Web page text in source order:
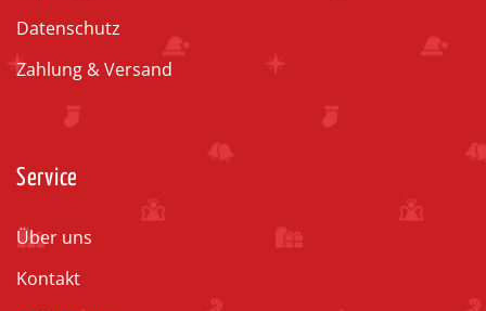
Datenschutz
Zahlung & Versand
Service
Über uns
Kontakt